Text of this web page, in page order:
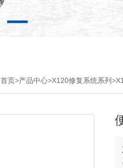
首页>产品中心>X120修复系统系列>